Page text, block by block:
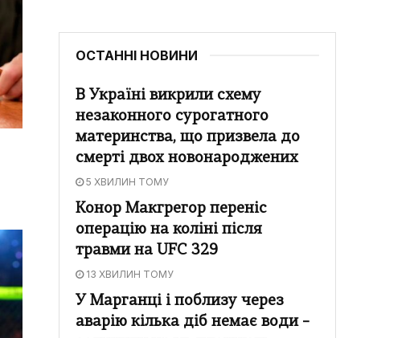
ОСТАННІ НОВИНИ
В Україні викрили схему
незаконного сурогатного
материнства, що призвела до
смерті двох новонароджених
5 ХВИЛИН ТОМУ
Конор Макгрегор переніс
операцію на коліні після
травми на UFC 329
13 ХВИЛИН ТОМУ
У Марганці і поблизу через
аварію кілька діб немає води –